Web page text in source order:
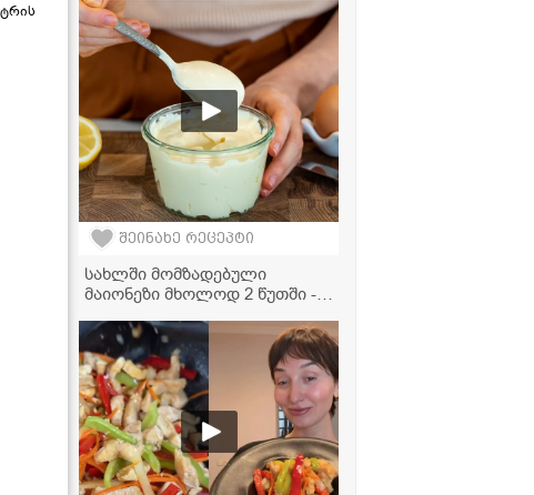
შეინახე რეცეპტი
სახლში მომზადებული
მაიონეზი მხოლოდ 2 წუთში -